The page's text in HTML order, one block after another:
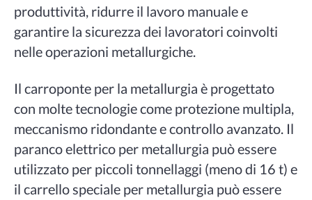
produttività, ridurre il lavoro manuale e
garantire la sicurezza dei lavoratori coinvolti
nelle operazioni metallurgiche.
Il carroponte per la metallurgia è progettato
con molte tecnologie come protezione multipla,
meccanismo ridondante e controllo avanzato. Il
paranco elettrico per metallurgia può essere
utilizzato per piccoli tonnellaggi (meno di 16 t) e
il carrello speciale per metallurgia può essere